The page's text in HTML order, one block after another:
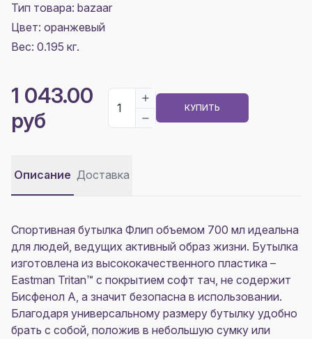
Тип товара: bazaar
Цвет: оранжевый
Вес: 0.195 кг.
1 043.00
руб
КУПИТЬ
Описание Доставка
Спортивная бутылка Флип объемом 700 мл идеальна
для людей, ведущих активный образ жизни. Бутылка
изготовлена из высококачественного пластика –
Eastman Tritan™ с покрытием софт тач, не содержит
Бисфенол А, а значит безопасна в использовании.
Благодаря универсальному размеру бутылку удобно
брать с собой, положив в небольшую сумку или